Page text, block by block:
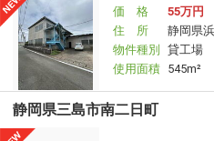
価 格
55万円
住 所
静岡県
物件種別
貸工場
使用面積 545m²
静岡県三島市南二日町